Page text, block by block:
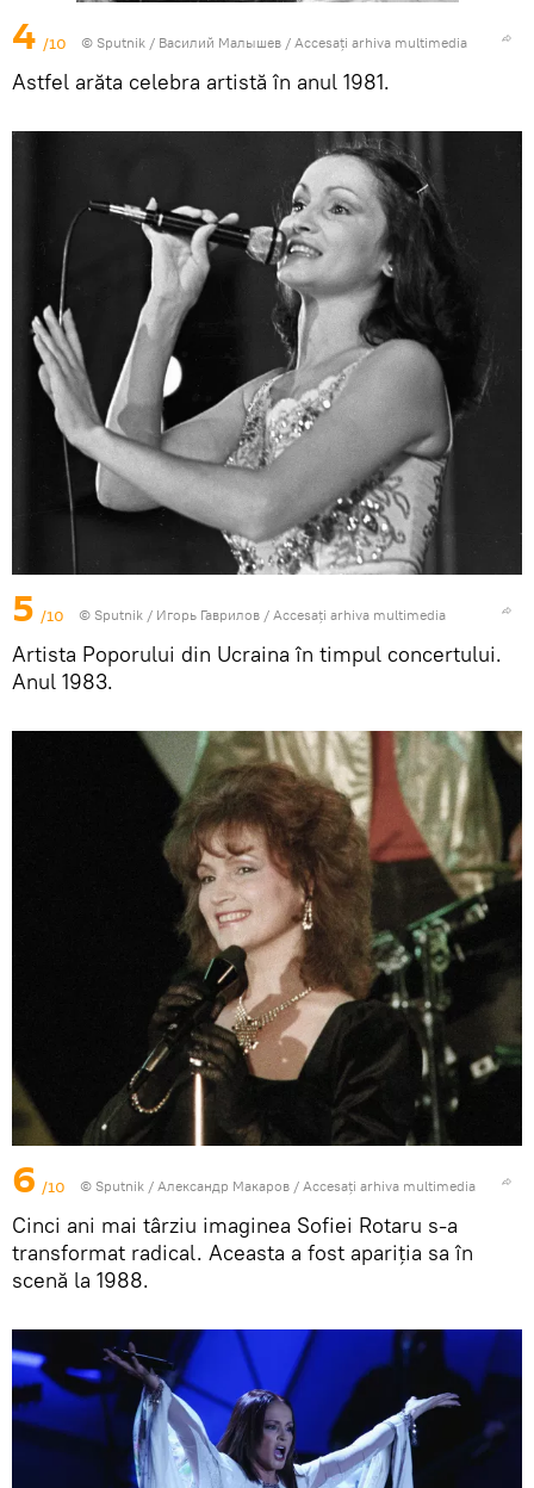
4 /10 © Sputnik / Василий Малышев / Accesați arhiva multimedia
Astfel arăta celebra artistă în anul 1981.
5 /10 © Sputnik / Игорь Гаврилов / Accesați arhiva multimedia
Artista Poporului din Ucraina în timpul concertului.
Anul 1983.
6 /10 © Sputnik / Александр Макаров / Accesați arhiva multimedia
Cinci ani mai târziu imaginea Sofiei Rotaru s-a
transformat radical. Aceasta a fost apariția sa în
scenă la 1988.